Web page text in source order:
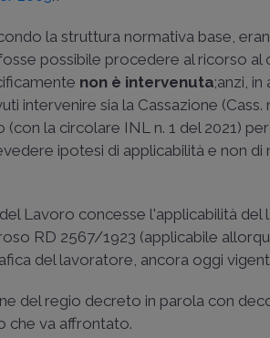
la struttura normativa base,
possibile procedere al ricorso
non è intervenuta;anzi,
intervenire sia la Cassazione (Cass.
(con la circolare INL n. 1 del 2021)
ipotesi di applicabilità e non di
Lavoro concesse l'applicabilità
RD 2567/1923 (applicabile
del lavoratore, ancora oggi
del regio decreto in parola con
che va affrontato.